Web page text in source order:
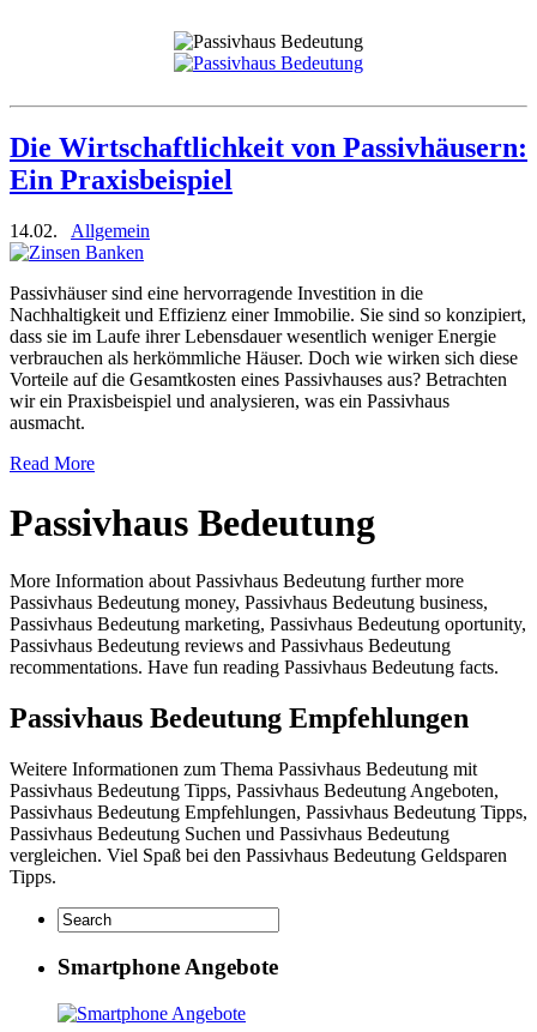
Die Wirtschaftlichkeit von Passivhäusern:
Ein Praxisbeispiel
14.02. Allgemein
Passivhäuser sind eine hervorragende Investition in die
Nachhaltigkeit und Effizienz einer Immobilie. Sie sind so konzipiert,
dass sie im Laufe ihrer Lebensdauer wesentlich weniger Energie
verbrauchen als herkömmliche Häuser. Doch wie wirken sich diese
Vorteile auf die Gesamtkosten eines Passivhauses aus? Betrachten
wir ein Praxisbeispiel und analysieren, was ein Passivhaus
ausmacht.
Read More
Passivhaus Bedeutung
More Information about Passivhaus Bedeutung further more
Passivhaus Bedeutung money, Passivhaus Bedeutung business,
Passivhaus Bedeutung marketing, Passivhaus Bedeutung oportunity,
Passivhaus Bedeutung reviews and Passivhaus Bedeutung
recommentations. Have fun reading Passivhaus Bedeutung facts.
Passivhaus Bedeutung Empfehlungen
Weitere Informationen zum Thema Passivhaus Bedeutung mit
Passivhaus Bedeutung Tipps, Passivhaus Bedeutung Angeboten,
Passivhaus Bedeutung Empfehlungen, Passivhaus Bedeutung Tipps,
Passivhaus Bedeutung Suchen und Passivhaus Bedeutung
vergleichen. Viel Spaß bei den Passivhaus Bedeutung Geldsparen
Tipps.
Smartphone Angebote